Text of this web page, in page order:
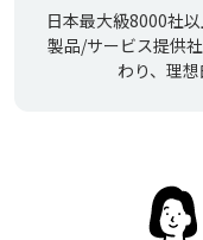
日本最大級8000社
製品/サービス提供
わり、理